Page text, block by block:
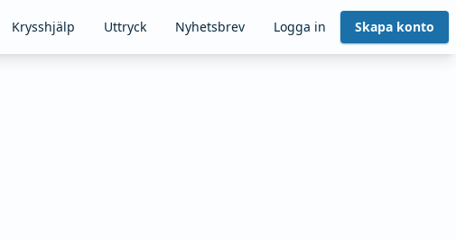
Krysshjälp Uttryck Nyhetsbrev Logga in Skapa konto